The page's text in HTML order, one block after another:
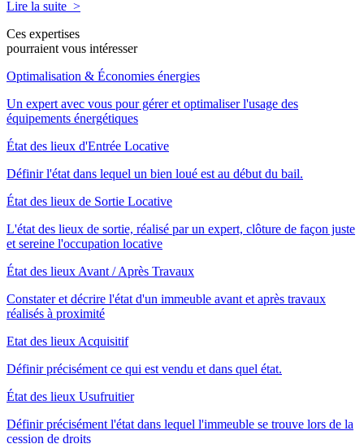
Lire la suite >
Ces expertises
pourraient vous intéresser
Optimalisation & Économies énergies
Un expert avec vous pour gérer et optimaliser l'usage des
équipements énergétiques
État des lieux d'Entrée Locative
Définir l'état dans lequel un bien loué est au début du bail.
État des lieux de Sortie Locative
L'état des lieux de sortie, réalisé par un expert, clôture de façon juste
et sereine l'occupation locative
État des lieux Avant / Après Travaux
Constater et décrire l'état d'un immeuble avant et après travaux
réalisés à proximité
Etat des lieux Acquisitif
Définir précisément ce qui est vendu et dans quel état.
État des lieux Usufruitier
Définir précisément l'état dans lequel l'immeuble se trouve lors de la
cession de droits